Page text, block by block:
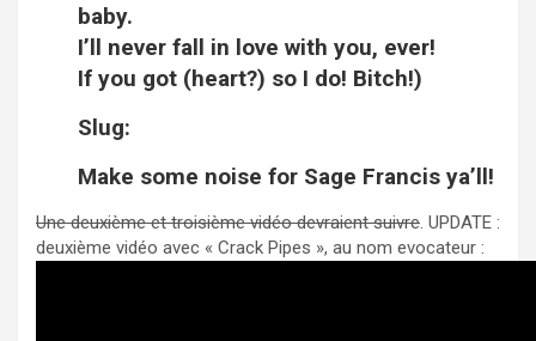
baby.
I’ll never fall in love with you, ever!
If you got (heart?) so I do! Bitch!)
Slug:
Make some noise for Sage Francis ya’ll!
Une deuxième et troisième vidéo devraient suivre. UPDATE :
deuxième vidéo avec « Crack Pipes », au nom evocateur :